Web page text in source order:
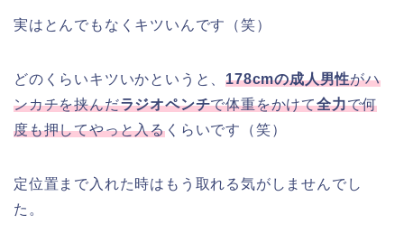
実はとんでもなくキツいんです（笑）
どのくらいキツいかというと、178cmの成人男性がハ
ンカチを挟んだラジオペンチで体重をかけて全力で何
度も押してやっと入る くらいです（笑）
定位置まで入れた時はもう取れる気がしませんでし
た。